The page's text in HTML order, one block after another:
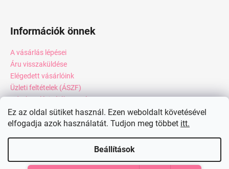
Ez az oldal sütiket használ. Ezen weboldalt követésével
elfogadja azok használatát. Tudjon meg többet itt.
Beállítások
Információk önnek
A vásárlás lépései
Áru visszaküldése
Elégedett vásárlóink
Üzleti feltételek (ÁSZF)
Adatkezelési tájékoztató
Webáruház értékelése
Kapcsolat